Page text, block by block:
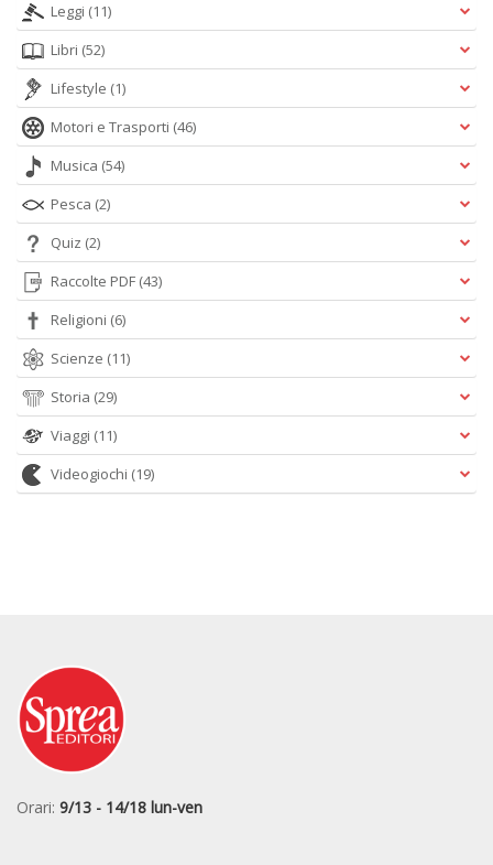
Leggi (11)
Libri (52)
Lifestyle (1)
Motori e Trasporti (46)
Musica (54)
Pesca (2)
Quiz (2)
Raccolte PDF (43)
Religioni (6)
Scienze (11)
Storia (29)
Viaggi (11)
Videogiochi (19)
Orari: 9/13 - 14/18 lun-ven